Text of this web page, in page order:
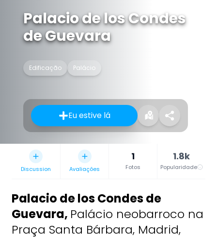
Palacio de los Condes
de Guevara
Edificação Palácio
Eu estive lá
Discussion Avaliações
1
Fotos
1.8k
Popularidade
Palacio de los Condes de
Guevara, Palácio neobarroco na
Praça Santa Bárbara, Madrid,